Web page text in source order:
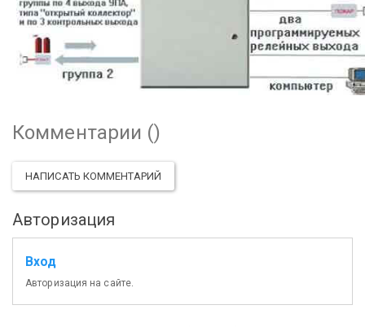
Комментарии ()
НАПИСАТЬ КОММЕНТАРИЙ
Авторизация
Вход
Авторизация на сайте.